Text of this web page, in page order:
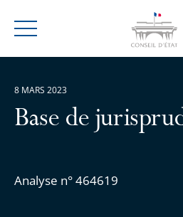
Menu
Base de
Analyse n° 464619
8 MARS 2023